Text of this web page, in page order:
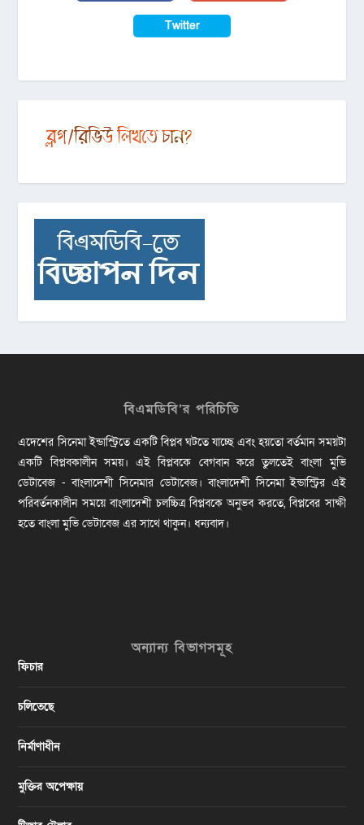
Twitter
বিএমডিবি’র পরিচিতি
এদেশের সিনেমা ইন্ডাস্ট্রিতে একটি বিপ্লব ঘটতে যাচ্ছে এবং হয়তো বর্তমান সময়টা
একটি বিপ্লবকালীন সময়। এই বিপ্লবকে বেগবান করে তুলতেই বাংলা মুভি
ডেটাবেজ - বাংলাদেশী সিনেমার ডেটাবেজ। বাংলাদেশী সিনেমা ইন্ডাস্ট্রির এই
পরিবর্তনকালীন সময়ে বাংলাদেশী চলচ্চিত্র বিপ্লবকে অনুভব করতে, বিপ্লবের সাক্ষী
হতে বাংলা মুভি ডেটাবেজ এর সাথে থাকুন। ধন্যবাদ।
অন্যান্য বিভাগসমূহ
ফিচার
চলিতেছে
নির্মাণাধীন
মুক্তির অপেক্ষায়